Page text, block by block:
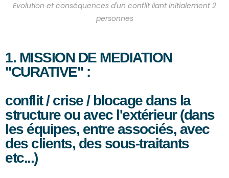
Evolution et conséquences d'un conflit liant initialement 2
personnes
1. MISSION DE MEDIATION
"CURATIVE" :
conflit / crise / blocage dans la
structure ou avec l'extérieur (dans
les équipes, entre associés, avec
des clients, des sous-traitants
etc...)